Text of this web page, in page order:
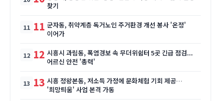
찾기
11 군자동, 취약계층 독거노인 주거환경 개선 봉사 '온정'
이어가
12 시흥시 과림동, 폭염경보 속 무더위쉼터 5곳 긴급 점검...
어르신 안전 '총력'
13 시흥 정왕본동, 저소득 가정에 문화체험 기회 제공…
'희망틔움' 사업 본격 가동